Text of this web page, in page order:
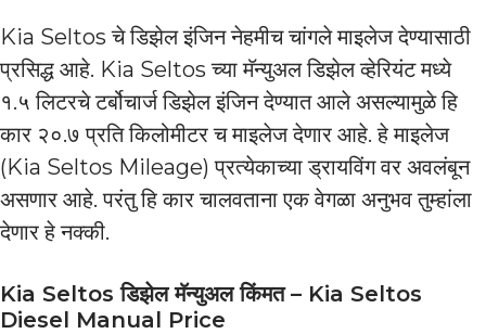
Kia Seltos चे डिझेल इंजिन नेहमीच चांगले माइलेज देण्यासाठी
प्रसिद्ध आहे. Kia Seltos च्या मॅन्युअल डिझेल व्हेरियंट मध्ये
१.५ लिटरचे टर्बोचार्ज डिझेल इंजिन देण्यात आले असल्यामुळे हि
कार २०.७ प्रति किलोमीटर च माइलेज देणार आहे. हे माइलेज
(Kia Seltos Mileage) प्रत्येकाच्या ड्रायविंग वर अवलंबून
असणार आहे. परंतु हि कार चालवताना एक वेगळा अनुभव तुम्हांला
देणार हे नक्की.
Kia Seltos डिझेल मॅन्युअल किंमत – Kia Seltos
Diesel Manual Price